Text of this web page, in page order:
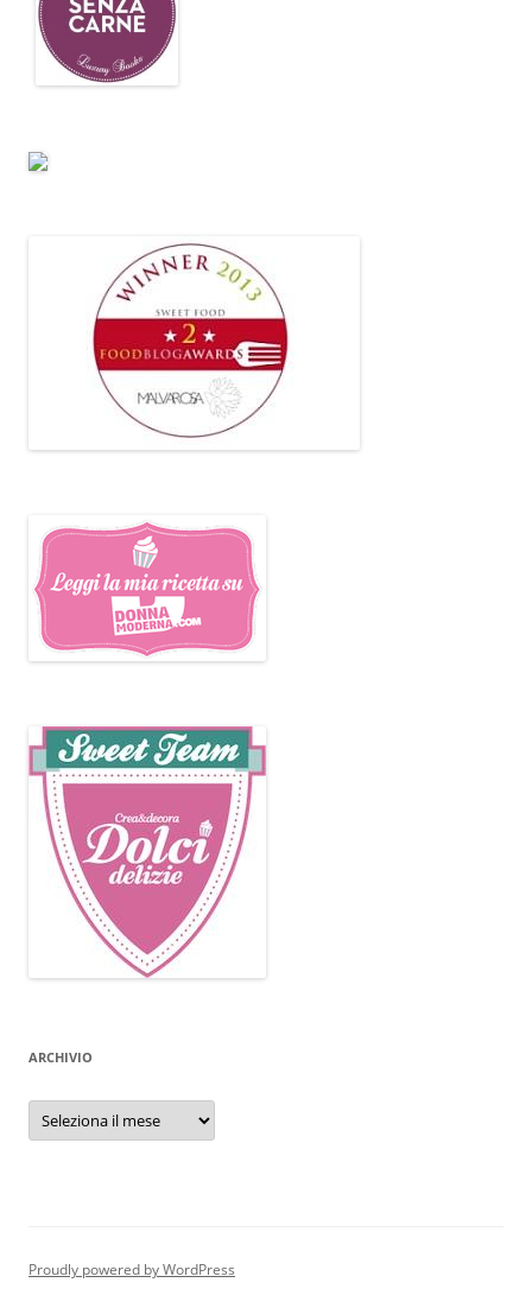
ARCHIVIO
Archivio
Proudly powered by WordPress